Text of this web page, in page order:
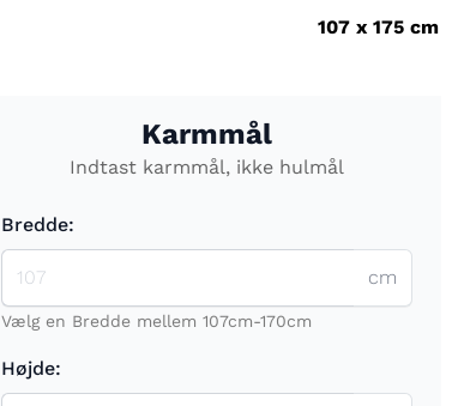
107 x175 cm
Karmmål
Indtast karmmål, ikke hulmål
Bredde:
cm
Vælg en Bredde mellem 107cm-170cm
Højde: